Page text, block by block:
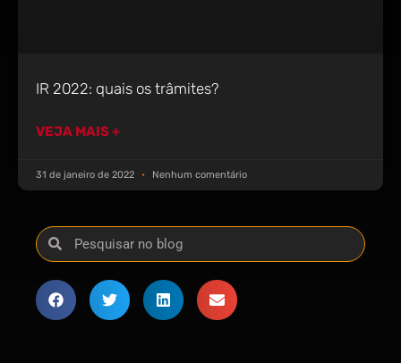
IR 2022: quais os trâmites?
VEJA MAIS +
31 de janeiro de 2022 Nenhum comentário